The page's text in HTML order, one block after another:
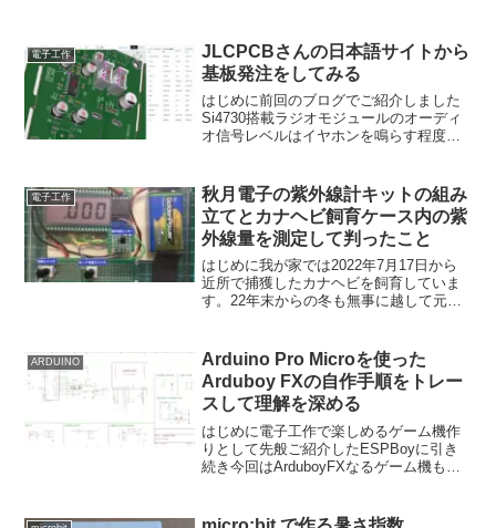
電子工作
JLCPCBさんの日本語サイトから
基板発注をしてみる
はじめに前回のブログでご紹介しました
Si4730搭載ラジオモジュールのオーディ
オ信号レベルはイヤホンを鳴らす程度に
ールを実装できるオーディオアンプ回路
基板を製作しようか...
電子工作
秋月電子の紫外線計キットの組み
立てとカナヘビ飼育ケース内の紫
外線量を測定して判ったこと
はじめに我が家では2022年7月17日から
近所で捕獲したカナヘビを飼育していま
す。22年末からの冬も無事に越して元気
のですが、12月～2月上旬の間のは枯葉や
土の中、石の...
ARDUINO
Arduino Pro Microを使った
Arduboy FXの自作手順をトレー
スして理解を深める
はじめに電子工作で楽しめるゲーム機作
りとして先般ご紹介したESPBoyに引き
続き今回はArduboyFXなるゲーム機も作
者者も商用製造についてはぐうの音をあ